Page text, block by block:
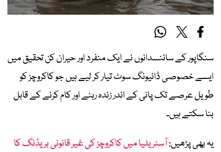
سنگاپور کے سائنسدانوں نے ایک منفرد اور حیران کن تحقیق میں
ایسے خصوصی ڈائیونگ سوٹ تیار کر لیے ہیں جو کاکروچز کو
طویل عرصے تک پانی کے اندر زندہ رہنے اور کام کرنے کے قابل
بنا سکتے ہیں۔
یہ بھی پڑھیں:آسٹریلیا میں کاکروچز کی غیر قانونی بریڈنگ کا